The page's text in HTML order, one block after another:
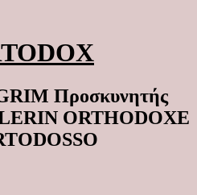
Προσκυνητής
ORTHODOXE